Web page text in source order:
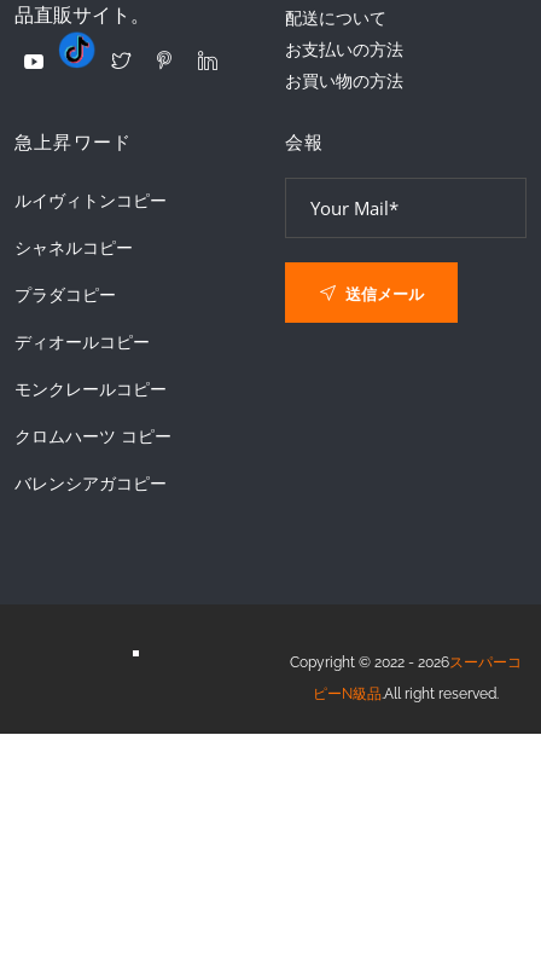
品直販サイト。
配送について
お支払いの方法
お買い物の方法
急上昇ワード
ルイヴィトンコピー
シャネルコピー
プラダコピー
ディオールコピー
モンクレールコピー
クロムハーツ コピー
バレンシアガコピー
会報
送信メール
Copyright © 2022 - 2026スーパーコ
ピーN級品.All right reserved.